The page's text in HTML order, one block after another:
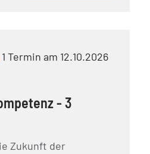
1 Termin am 12.10.2026
- 3
Zukunft der